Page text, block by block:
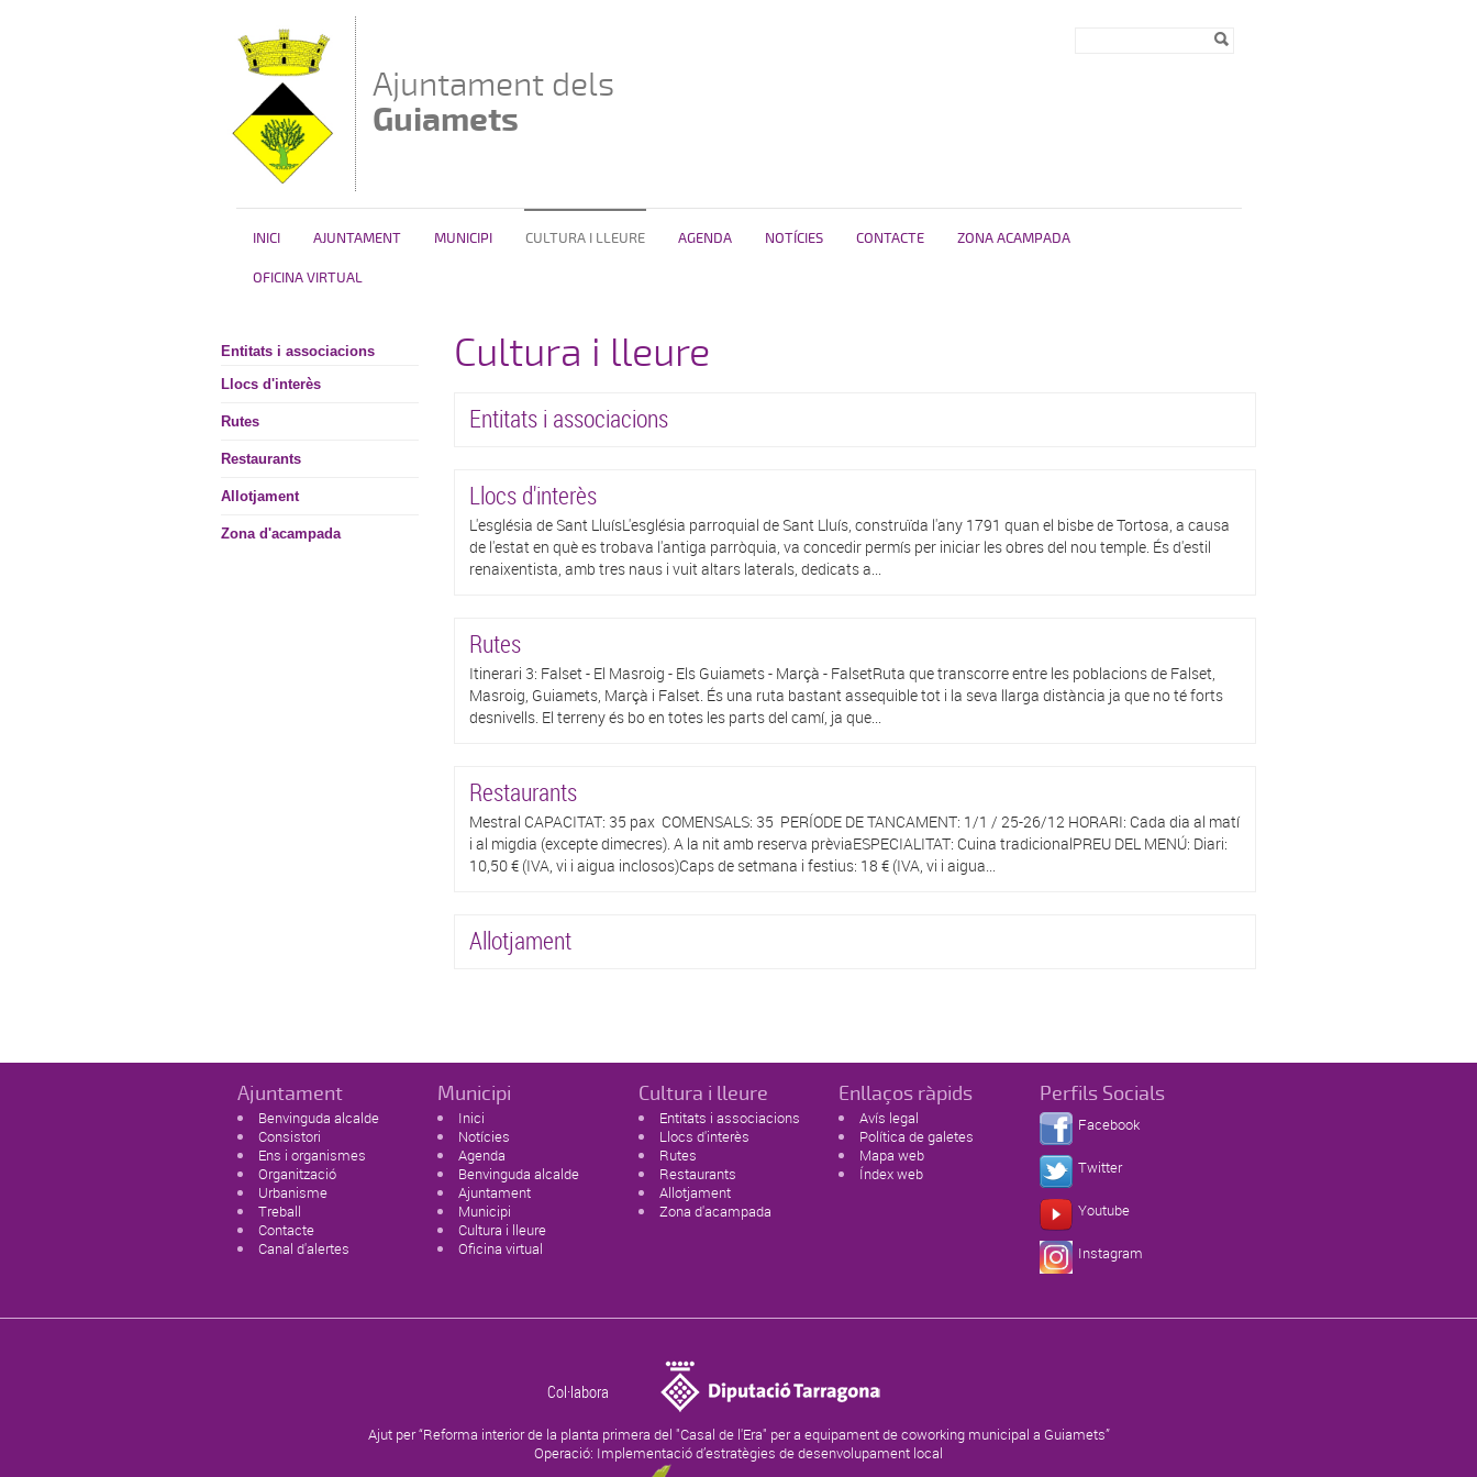
Ajuntament dels
Guiamets
INICI AJUNTAMENT MUNICIPI CULTURA I LLEURE AGENDA NOTÍCIES CONTACTE ZONA ACAMPADA
OFICINA VIRTUAL
Entitats i associacions
Llocs d'interès
Rutes
Restaurants
Allotjament
Zona d'acampada
Cultura i lleure
Entitats i associacions
Llocs d'interès
L'església de Sant LluísL'església parroquial de Sant Lluís, construïda l'any 1791 quan el bisbe de Tortosa, a causa
de l'estat en què es trobava l'antiga parròquia, va concedir permís per iniciar les obres del nou temple. És d'estil
renaixentista, amb tres naus i vuit altars laterals, dedicats a...
Rutes
Itinerari 3: Falset - El Masroig - Els Guiamets - Marçà - FalsetRuta que transcorre entre les poblacions de Falset,
Masroig, Guiamets, Marçà i Falset. És una ruta bastant assequible tot i la seva llarga distància ja que no té forts
desnivells. El terreny és bo en totes les parts del camí, ja que...
Restaurants
Mestral CAPACITAT: 35 pax COMENSALS: 35 PERÍODE DE TANCAMENT: 1/1 / 25-26/12 HORARI: Cada dia al matí
i al migdia (excepte dimecres). A la nit amb reserva prèviaESPECIALITAT: Cuina tradicionalPREU DEL MENÚ: Diari:
10,50 € (IVA, vi i aigua inclosos)Caps de setmana i festius: 18 € (IVA, vi i aigua...
Allotjament
Ajuntament
Benvinguda alcalde
Consistori
Ens i organismes
Organització
Urbanisme
Treball
Contacte
Canal d'alertes
Municipi
Inici
Notícies
Agenda
Benvinguda alcalde
Ajuntament
Municipi
Cultura i lleure
Oficina virtual
Cultura i lleure
Entitats i associacions
Llocs d'interès
Rutes
Restaurants
Allotjament
Zona d'acampada
Enllaços ràpids
Avís legal
Política de galetes
Mapa web
Índex web
Perfils Socials
Facebook
Twitter
Youtube
Instagram
Col·labora
Ajut per “Reforma interior de la planta primera del "Casal de l'Era" per a equipament de coworking municipal a Guiamets”
Operació: Implementació d’estratègies de desenvolupament local